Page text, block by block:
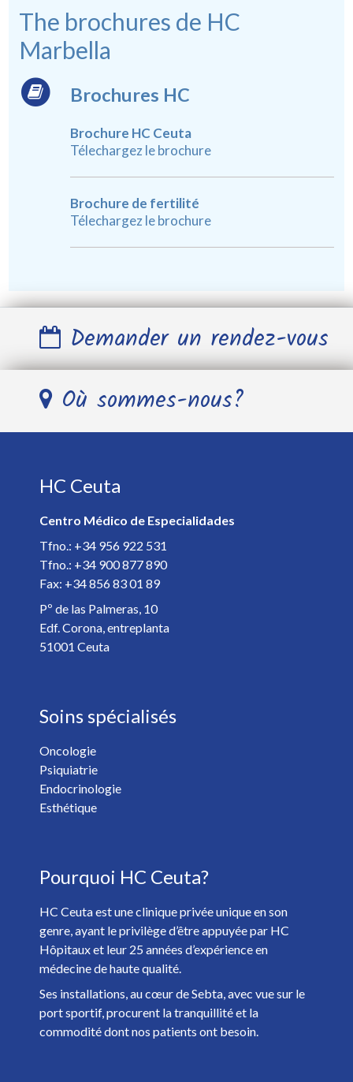
The brochures de HC
Marbella
Brochures HC
Brochure HC Ceuta
Télechargez le brochure
Brochure de fertilité
Télechargez le brochure
Demander un rendez-vous
Télephone *
E-mail *
Spécialiste *
Détails de votre rendez-vous *
Vous voulez recevoir les nouvelles de HC Hospitales? *
Oui
Non
Confidentialité. *
Où sommes-nous?
HC Ceuta
Centro Médico de Especialidades
Tfno.: +34 956 922 531
Tfno.: +34 900 877 890
Fax: +34 856 83 01 89
Pº de las Palmeras, 10
Edf. Corona, entreplanta
51001 Ceuta
Soins spécialisés
Oncologie
Psiquiatrie
Endocrinologie
Esthétique
Pourquoi HC Ceuta?
HC Ceuta est une clinique privée unique en son
genre, ayant le privilège d’être appuyée par HC
Hôpitaux et leur 25 années d’expérience en
médecine de haute qualité.
Ses installations, au cœur de Sebta, avec vue sur le
port sportif, procurent la tranquillité et la
commodité dont nos patients ont besoin.